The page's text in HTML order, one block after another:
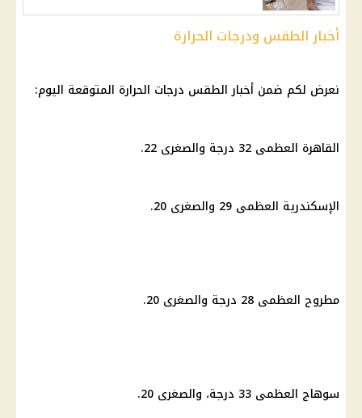
أخبار الطقس ودرجات الحرارة
نعرض لكم ضمن أخبار الطقس درجات الحرارة المتوقعة اليوم:
القاهرة العظمى 32 درجة والصغرى 22.
الإسكندرية العظمى 29 والصغرى 20.
مطروح العظمى 28 درجة والصغرى 20.
سوهاج العظمى 33 درجة، والصغرى 20.